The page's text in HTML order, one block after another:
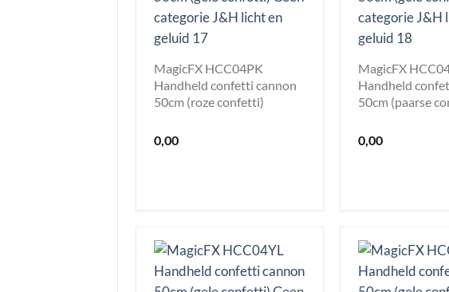
MagicFX HCC04PK
Handheld confetti cannon
50cm (roze confetti)
0,00
MagicFX
Handheld
50cm (paarse
0,00